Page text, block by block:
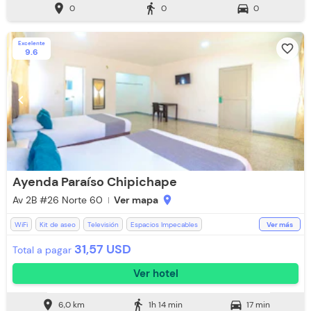
Parqueadero (Sujeto a Disponibilidad)
Aire acondicionado
Toallas
Baño Privado
location_on 0 directions_walk 0 directions_car 0
Excelente
9.6 favorite_border
chevron_left
Ayenda Paraíso Chipichape
Av 2B #26 Norte 60 Ver mapa location_on
WiFi Kit de aseo Televisión
Espacios Impecables
Parqueadero (Sujeto a Disponibilidad)
Ver más
Total a pagar 31,57 USD
Ver hotel
location_on 6,0 km directions_walk 1h 14 min directions_car 17 min